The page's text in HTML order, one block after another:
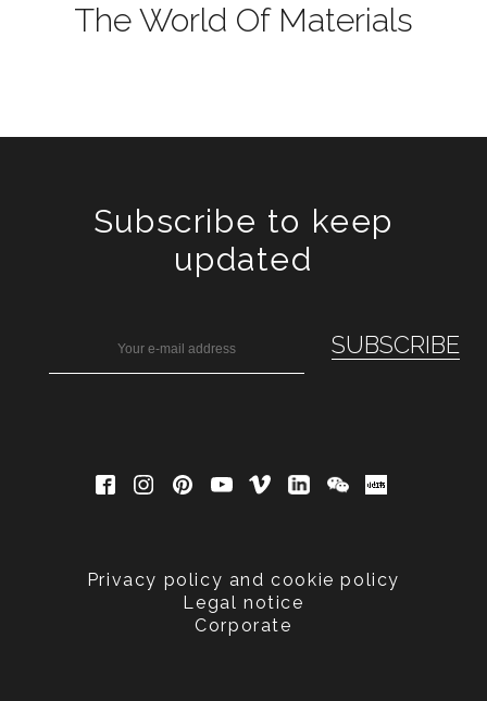
The World Of Materials
Subscribe to keep
updated
Privacy policy and cookie policy
Legal notice
Corporate